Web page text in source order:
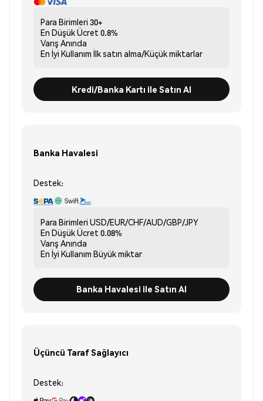
Para Birimleri 30+
En Düşük Ücret 0.8%
Varış Anında
En İyi Kullanım İlk satın alma/Küçük miktarlar
Kredi/Banka Kartı ile Satın Al
Banka Havalesi
Destek:
Para Birimleri USD/EUR/CHF/AUD/GBP/JPY
En Düşük Ücret 0.08%
Varış Anında
En İyi Kullanım Büyük miktar
Banka Havalesi ile Satın Al
Üçüncü Taraf Sağlayıcı
Destek: